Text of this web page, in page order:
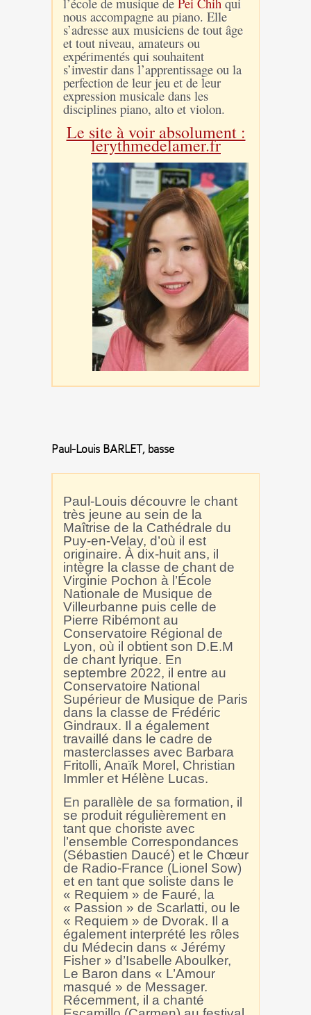
nous accompagne au piano. Elle
s’adresse aux musiciens de tout âge
et tout niveau, amateurs ou
expérimentés qui souhaitent
s’investir dans l’apprentissage ou la
perfection de leur jeu et de leur
expression musicale dans les
disciplines piano, alto et violon.
Le site à voir absolument :
lerythmedelamer.fr
Paul-Louis BARLET, basse
Paul-Louis découvre le chant
très jeune au sein de la
Maîtrise de la Cathédrale du
Puy-en-Velay, d’où il est
originaire. À dix-huit ans, il
intègre la classe de chant de
Virginie Pochon à l’École
Nationale de Musique de
Villeurbanne puis celle de
Pierre Ribémont au
Conservatoire Régional de
Lyon, où il obtient son D.E.M
de chant lyrique. En
septembre 2022, il entre au
Conservatoire National
Supérieur de Musique de Paris
dans la classe de Frédéric
Gindraux. Il a également
travaillé dans le cadre de
masterclasses avec Barbara
Fritolli, Anaïk Morel, Christian
Immler et Hélène Lucas.
En parallèle de sa formation, il
se produit régulièrement en
tant que choriste avec
l’ensemble Correspondances
(Sébastien Daucé) et le Chœur
de Radio-France (Lionel Sow)
et en tant que soliste dans le
« Requiem » de Fauré, la
« Passion » de Scarlatti, ou le
« Requiem » de Dvorak. Il a
également interprété les rôles
du Médecin dans « Jérémy
Fisher » d’Isabelle Aboulker,
Le Baron dans « L’Amour
masqué » de Messager.
Récemment, il a chanté